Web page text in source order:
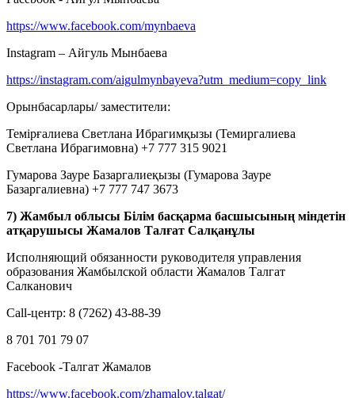
https://www.facebook.com/mynbaeva
Instagram – Айгуль Мынбаева
https://instagram.com/aigulmynbayeva?utm_medium=copy_link
Орынбасарлары/ заместители:
Темірғалиева Светлана Ибрагимқызы (Темиргалиева
Светлана Ибрагимовна) +7 777 315 9021
Гумарова Зауре Базаргалиеқызы (Гумарова Зауре
Базаргалиевна) +7 777 747 3673
7) Жамбыл облысы Білім басқарма басшысының міндетін
атқарушысы Жамалов Талғат Салқанұлы
Исполняющий обязанности руководителя управления
образования Жамбылской области Жамалов Талгат
Салканович
Call-центр: 8 (7262) 43-88-39
8 701 701 79 07
Facebook -Талгат Жамалов
https://www.facebook.com/zhamalov.talgat/